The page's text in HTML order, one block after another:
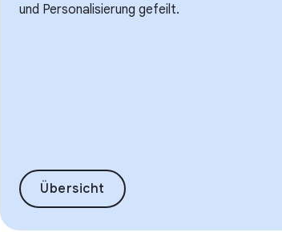
und Personalisierung gefeilt.
Übersicht